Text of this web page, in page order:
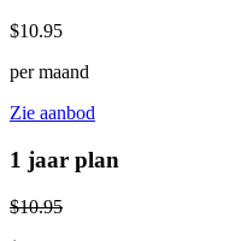
$10.95
per maand
Zie aanbod
1 jaar plan
$10.95